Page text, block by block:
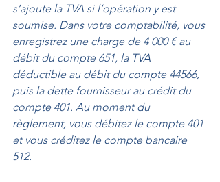
s’ajoute la TVA si l’opération y est
soumise. Dans votre comptabilité, vous
enregistrez une charge de 4 000 € au
débit du compte 651, la TVA
déductible au débit du compte 44566,
puis la dette fournisseur au crédit du
compte 401. Au moment du
règlement, vous débitez le compte 401
et vous créditez le compte bancaire
512.